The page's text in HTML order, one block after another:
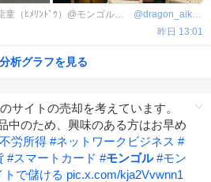
Hapaa（ﾅﾗｰ）or姫龍童（ﾋﾒﾘﾝﾄﾞｳ）@モンゴルとの深い縁 @dragon_aikimon
昨日 13:01
分析グラフを見る
サイトの売却を考えています。
中のため、興味のある方はお早め
不労所得 #ネットワークビジネス #
#スマートカード #モンゴル #モン
トで儲ける pic.x.com/kja2Vvwnn1